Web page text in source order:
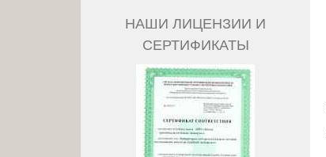
НАШИ ЛИЦЕНЗИИ И
СЕРТИФИКАТЫ